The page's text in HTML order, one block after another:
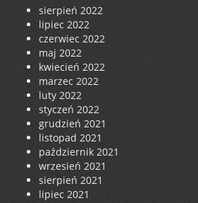
sierpień 2022
lipiec 2022
czerwiec 2022
maj 2022
kwiecień 2022
marzec 2022
luty 2022
styczeń 2022
grudzień 2021
listopad 2021
październik 2021
wrzesień 2021
sierpień 2021
lipiec 2021